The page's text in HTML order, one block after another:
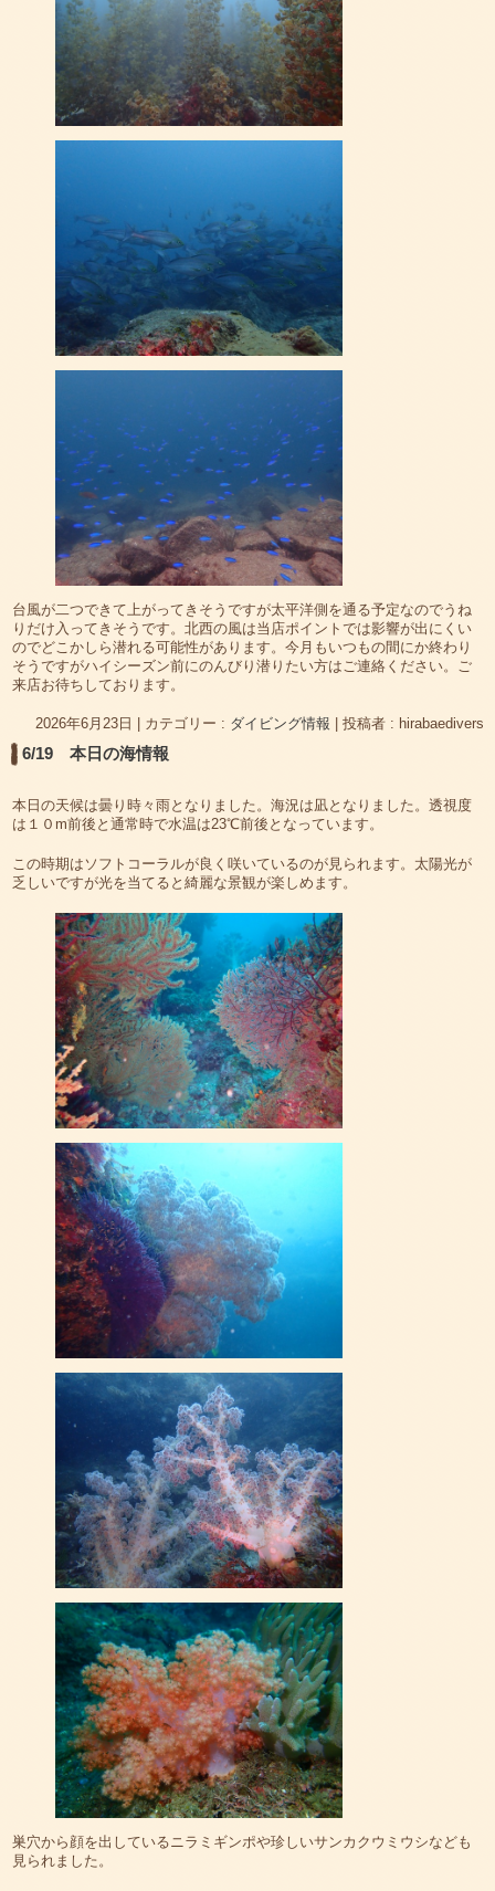
台風が二つできて上がってきそうですが太平洋側を通る予定なのでうね
りだけ入ってきそうです。北西の風は当店ポイントでは影響が出にくい
のでどこかしら潜れる可能性があります。今月もいつもの間にか終わり
そうですがハイシーズン前にのんびり潜りたい方はご連絡ください。ご
来店お待ちしております。
2026年6月23日 カテゴリー : ダイビング情報 投稿者 : hirabaedivers
6/19 本日の海情報
本日の天候は曇り時々雨となりました。海況は凪となりました。透視度
は１０m前後と通常時で水温は23℃前後となっています。
この時期はソフトコーラルが良く咲いているのが見られます。太陽光が
乏しいですが光を当てると綺麗な景観が楽しめます。
巣穴から顔を出しているニラミギンポや珍しいサンカクウミウシなども
見られました。